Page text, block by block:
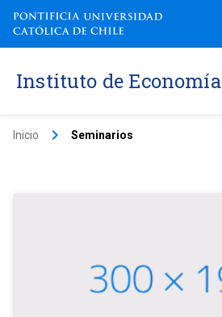
Instituto de Economía
Inicio keyboard_arrow_right Seminarios